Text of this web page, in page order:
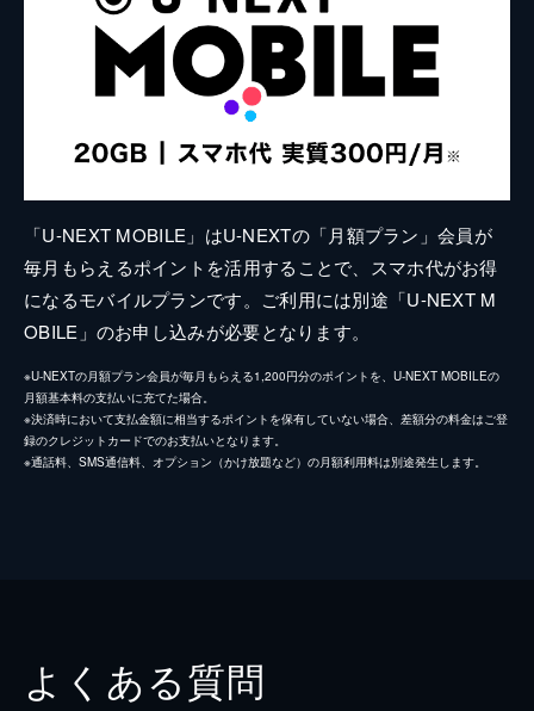
「U-NEXT MOBILE」はU-NEXTの「月額プラン」会員が
毎月もらえるポイントを活用することで、スマホ代がお得
になるモバイルプランです。ご利用には別途「U-NEXT M
OBILE」のお申し込みが必要となります。
※U-NEXTの月額プラン会員が毎月もらえる1,200円分のポイントを、U-NEXT MOBILEの
月額基本料の支払いに充てた場合。
※決済時において支払金額に相当するポイントを保有していない場合、差額分の料金はご登
録のクレジットカードでのお支払いとなります。
※通話料、SMS通信料、オプション（かけ放題など）の月額利用料は別途発生します。
よくある質問